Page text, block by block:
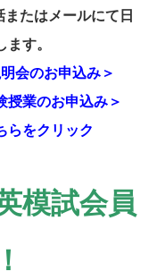
たはメールにて日
す。
会のお申込み＞
授業のお申込み＞
らをクリック
模試会員